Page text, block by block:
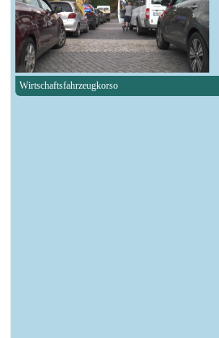
Wirtschaftsfahrzeugkorso